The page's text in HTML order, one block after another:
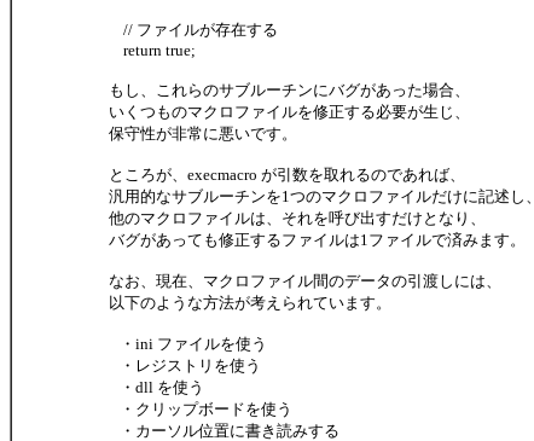
// ファイルが存在する
return true;
もし、これらのサブルーチンにバグがあった場合、
いくつものマクロファイルを修正する必要が生じ、
保守性が非常に悪いです。
ところが、execmacro が引数を取れるのであれば、
汎用的なサブルーチンを1つのマクロファイルだけに記述し、
他のマクロファイルは、それを呼び出すだけとなり、
バグがあっても修正するファイルは1ファイルで済みます。
なお、現在、マクロファイル間のデータの引渡しには、
以下のような方法が考えられています。
・ini ファイルを使う
・レジストリを使う
・dll を使う
・クリップボードを使う
・カーソル位置に書き読みする